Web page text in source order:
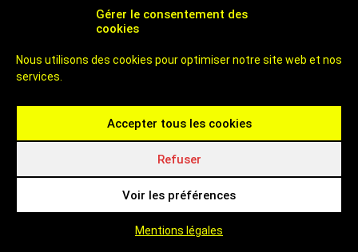
Gérer le consentement des
cookies
Nous utilisons des cookies pour optimiser notre site web et nos
services.
Accepter tous les cookies
Refuser
Voir les préférences
Mentions légales
filières et ses nombreux clusters(mobilité, fintech,
En savoir plus sur le territoire